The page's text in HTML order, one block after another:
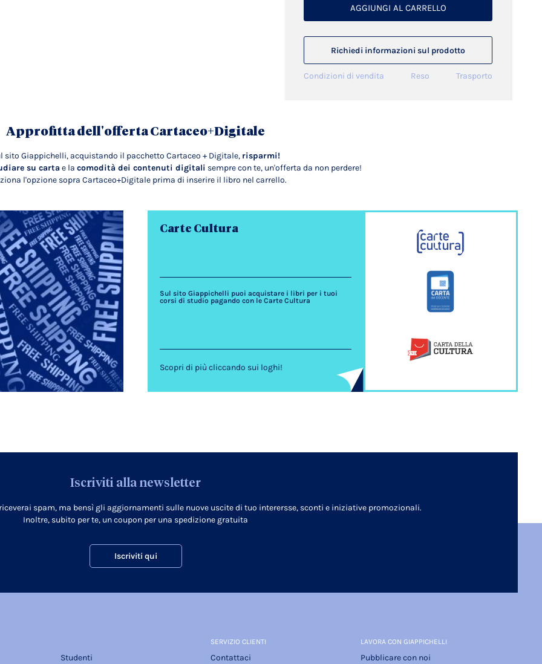
AGGIUNGI AL CARRELLO
Richiedi informazioni sul prodotto
Condizioni di vendita Reso Trasporto
Approfitta dell'offerta Cartaceo+Digitale
sito Giappichelli, acquistando il pacchetto Cartaceo + Digitale, risparmi!
su carta e la comodità dei contenuti digitali sempre con te, un'offerta da non perdere!
l'opzione sopra Cartaceo+Digitale prima di inserire il libro nel carrello.
Carte Cultura
Sul sito Giappichelli puoi acquistare i libri per i tuoi
corsi di studio pagando con le Carte Cultura
Scopri di più cliccando sui loghi!
Iscriviti alla newsletter
spam, ma bensì gli aggiornamenti sulle nuove uscite di tuo interersse, sconti e iniziative promozionali.
Inoltre, subito per te, un coupon per una spedizione gratuita
Iscriviti qui
Studenti
SERVIZIO CLIENTI
Contattaci
LAVORA CON GIAPPICHELLI
Pubblicare con noi